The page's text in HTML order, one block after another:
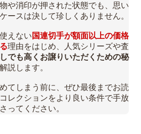
や消印が押された状態でも、思い
ースは決して珍しくありません。
えない 国連切手が額面以上の価格
理由をはじめ、人気シリーズや査
でも高くお譲りいただくための秘
説します。
てしまう前に、ぜひ最後までお読
レクションをより良い条件で手放
ってください。